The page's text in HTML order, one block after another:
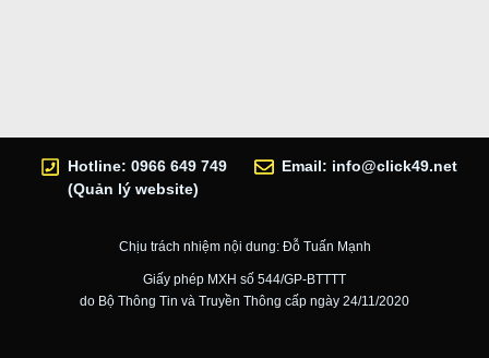
Hotline: 0966 649 749
(Quản lý website)
Email: info@click49.net
Chịu trách nhiệm nội dung: Đỗ Tuấn Mạnh
Giấy phép MXH số 544/GP-BTTTT
do Bộ Thông Tin và Truyền Thông cấp ngày 24/11/2020